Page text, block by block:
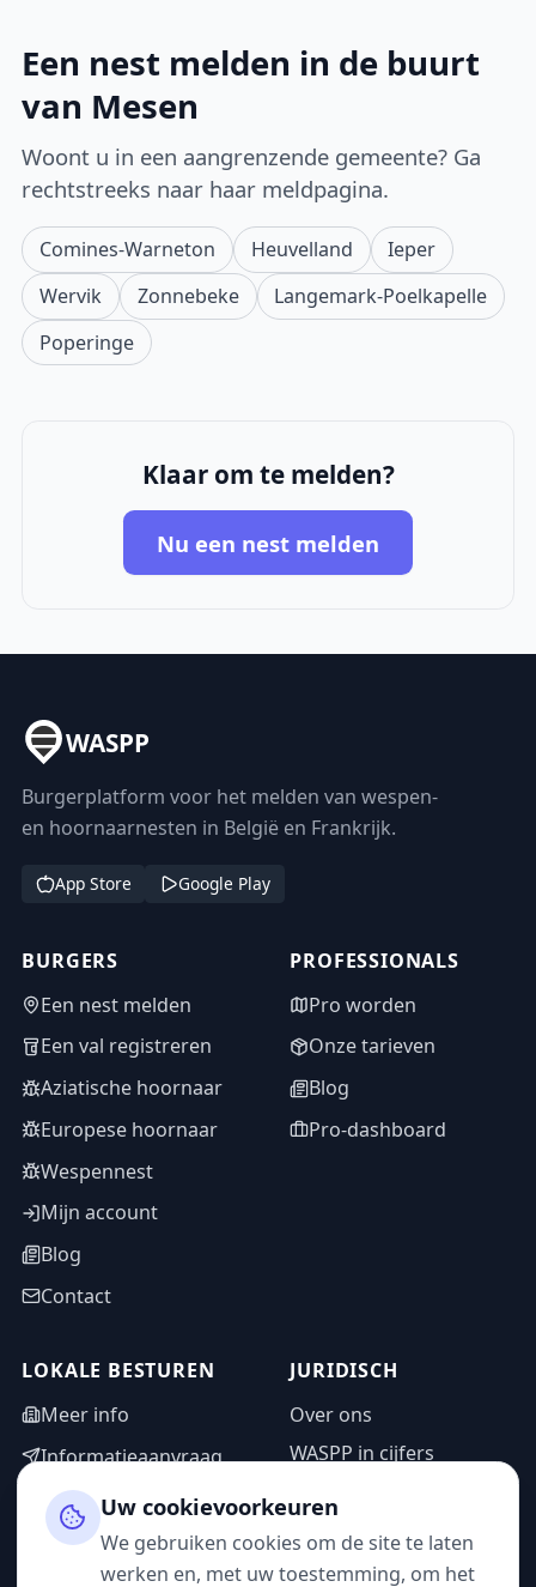
Een nest melden in de buurt
van Mesen
Woont u in een aangrenzende gemeente? Ga
rechtstreeks naar haar meldpagina.
Comines-Warneton Heuvelland
Ieper
Wervik
Zonnebeke
Langemark-Poelkapelle
Poperinge
Klaar om te melden?
Nu een nest melden
WASPP
Burgerplatform voor het melden van wespen-
en hoornaarnesten in België en Frankrijk.
App Store Google Play
BURGERS
Een nest melden
Een val registreren
Aziatische hoornaar
Europese hoornaar
Wespennest
Mijn account
Blog
Contact
PROFESSIONALS
Pro worden
Onze tarieven
Blog
Pro-dashboard
LOKALE BESTUREN
Meer info
Informatieaanvraag
Adminzone
JURIDISCH
Over ons
WASPP in cijfers
Privacybeleid
Gebruiksvoorwaarden
Uw cookievoorkeuren
We gebruiken cookies om de site te laten
werken en, met uw toestemming, om het